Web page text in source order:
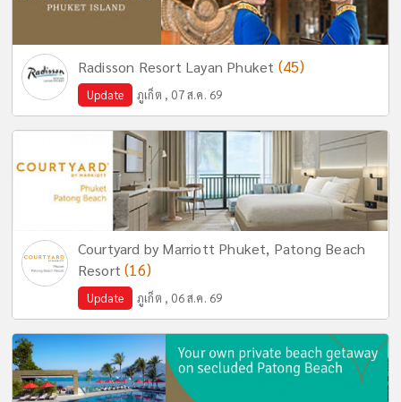
Radisson Resort Layan Phuket (45)
Update ภูเก็ต , 07 ส.ค. 69
Courtyard by Marriott Phuket, Patong Beach
Resort(16)
Update ภูเก็ต , 06 ส.ค. 69